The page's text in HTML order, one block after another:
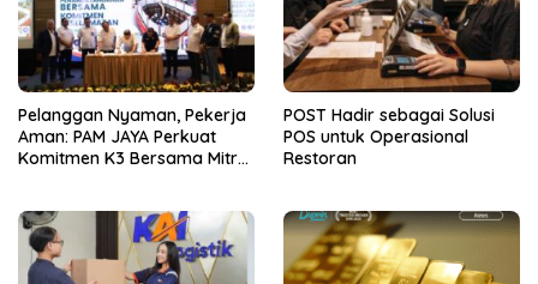
Pelanggan Nyaman, Pekerja
Aman: PAM JAYA Perkuat
Komitmen K3 Bersama Mitra
POST Hadir sebagai Solusi
POS untuk Operasional
Restoran